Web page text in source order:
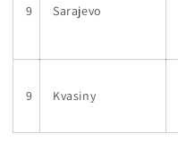
9 Sarajevo
9 Kvasiny